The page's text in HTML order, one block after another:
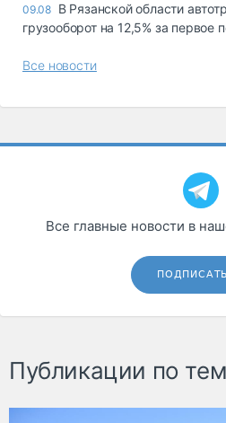
09.08 В Рязанской области
грузооборот на 12,5% за первое
Все новости
Все главные новости в
Публикации по